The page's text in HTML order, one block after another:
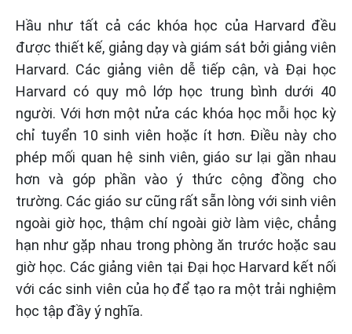
Hầu như tất cả các khóa học của Harvard đều
được thiết kế, giảng dạy và giám sát bởi giảng viên
Harvard. Các giảng viên dễ tiếp cận, và Đại học
Harvard có quy mô lớp học trung bình dưới 40
người. Với hơn một nửa các khóa học mỗi học kỳ
chỉ tuyển 10 sinh viên hoặc ít hơn. Điều này cho
phép mối quan hệ sinh viên, giáo sư lại gần nhau
hơn và góp phần vào ý thức cộng đồng cho
trường. Các giáo sư cũng rất sẵn lòng với sinh viên
ngoài giờ học, thậm chí ngoài giờ làm việc, chẳng
hạn như gặp nhau trong phòng ăn trước hoặc sau
giờ học. Các giảng viên tại Đại học Harvard kết nối
với các sinh viên của họ để tạo ra một trải nghiệm
học tập đầy ý nghĩa.